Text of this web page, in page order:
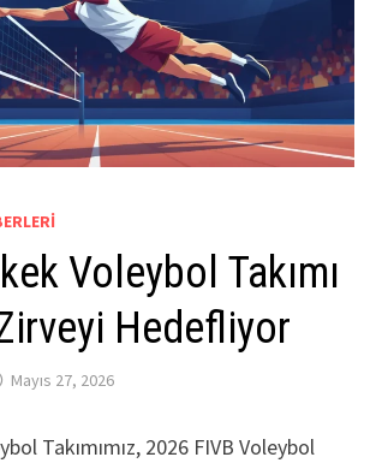
Voleybol Takımı
Hedefliyor
Mayıs 27, 2026
Takımımız, 2026 FIVB Voleybol